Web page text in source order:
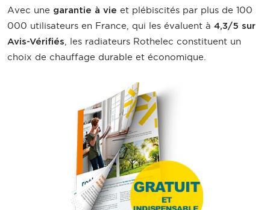
Avec une garantie à vie et plébiscités par plus de 100
000 utilisateurs en France, qui les évaluent à 4,3/5 sur
Avis-Vérifiés
, les radiateurs Rothelec constituent un
choix de chauffage durable et économique.